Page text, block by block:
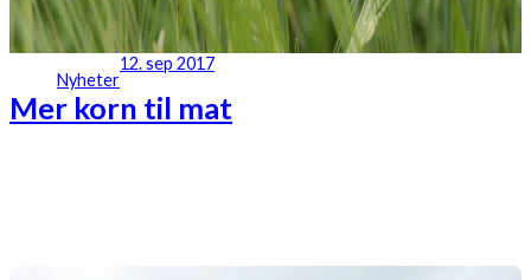
Nyheter
12. sep 2017
Mer korn til mat